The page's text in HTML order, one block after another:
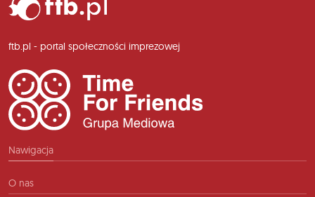
ftb.pl - portal społeczności imprezowej
Nawigacja
O nas